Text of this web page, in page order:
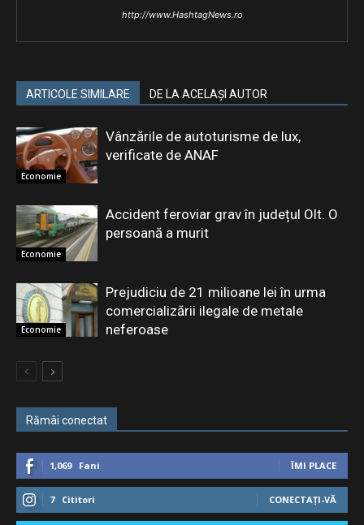
http://www.HashtagNews.ro
ARTICOLE SIMILARE DE LA ACELAȘI AUTOR
Economie
Vânzările de autoturisme de lux,
verificate de ANAF
Economie
Accident feroviar grav în județul Olt. O
persoană a murit
Economie
Prejudiciu de 21 milioane lei în urma
comercializării ilegale de metale
neferoase
Rămâi conectat
1,069 Fani ÎMI PLACE
7 Cititori CONECTAȚI-VĂ